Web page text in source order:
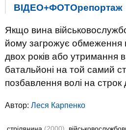
ВІДЕО+ФОТОрепортаж
Якщо вина
йому загрожує обмеження
двох років або утримання
батальйоні на той самий
позбавлення волі на строк
Автор: Леся Карпенко